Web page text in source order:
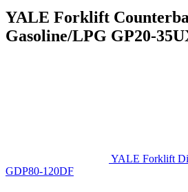
YALE Forklift
Gasoline/LPG GP20-
YALE Forklift
GDP80-120DF